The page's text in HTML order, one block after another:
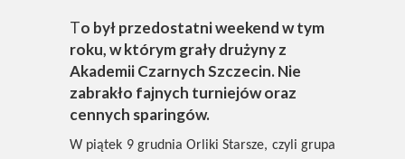
To był przedostatni weekend w tym
roku, w którym grały drużyny z
Akademii Czarnych Szczecin. Nie
zabrakło fajnych turniejów oraz
cennych sparingów.
W piątek 9 grudnia Orliki Starsze, czyli grupa